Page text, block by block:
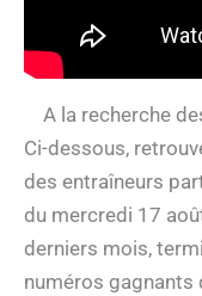
A la recherche
Ci-dessous,
des entraîneurs
du mercredi 17
derniers mois,
numéros gagnants